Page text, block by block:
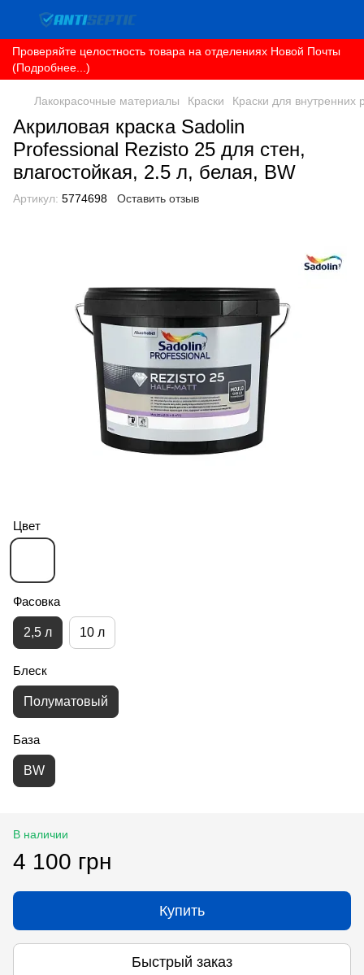
Проверяйте целостность товара на отделениях Новой Почты
(Подробнее...)
Лакокрасочные материалы Краски Краски для внутренних
Акриловая краска Sadolin
Professional Rezisto 25 для стен,
влагостойкая, 2.5 л, белая, BW
Артикул: 5774698 Оставить отзыв
Цвет
Фасовка
2,5 л 10 л
Блеск
Полуматовый
База
BW
В наличии
4 100 грн
Купить
Быстрый заказ